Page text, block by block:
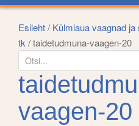
Esileht/ Külmlaua vaagnad ja
tk / taidetudmuna-vaagen-20
e
a
c
vaagen-20